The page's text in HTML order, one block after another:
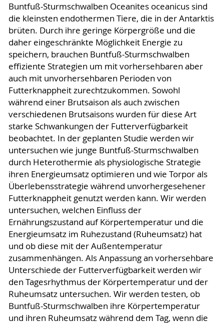
Buntfuß-Sturmschwalben Oceanites oceanicus sind
die kleinsten endothermen Tiere, die in der Antarktis
brüten. Durch ihre geringe Körpergröße und die
daher eingeschränkte Möglichkeit Energie zu
speichern, brauchen Buntfuß-Sturmschwalben
effiziente Strategien um mit vorhersehbaren aber
auch mit unvorhersehbaren Perioden von
Futterknappheit zurechtzukommen. Sowohl
während einer Brutsaison als auch zwischen
verschiedenen Brutsaisons wurden für diese Art
starke Schwankungen der Futterverfügbarkeit
beobachtet. In der geplanten Studie werden wir
untersuchen wie junge Buntfuß-Sturmschwalben
durch Heterothermie als physiologische Strategie
ihren Energieumsatz optimieren und wie Torpor als
Überlebensstrategie während unvorhergesehener
Futterknappheit genutzt werden kann. Wir werden
untersuchen, welchen Einfluss der
Ernährungszustand auf Körpertemperatur und die
Energieumsatz im Ruhezustand (Ruheumsatz) hat
und ob diese mit der Außentemperatur
zusammenhängen. Als Anpassung an vorhersehbare
Unterschiede der Futterverfügbarkeit werden wir
den Tagesrhythmus der Körpertemperatur und der
Ruheumsatz untersuchen. Wir werden testen, ob
Buntfuß-Sturmschwalben ihre Körpertemperatur
und ihren Ruheumsatz während dem Tag, wenn die